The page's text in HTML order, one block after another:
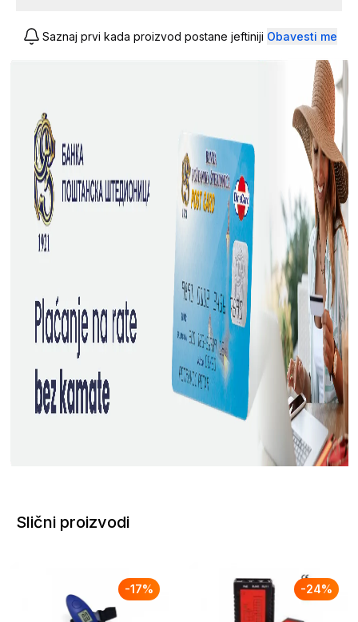
Saznaj prvi kada proizvod postane jeftiniji Obavesti me
Slični proizvodi
-17% -24%